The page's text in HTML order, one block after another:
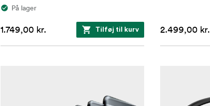
På lager
1.749,00 kr. Tilføj til kurv 2.499,00 kr.